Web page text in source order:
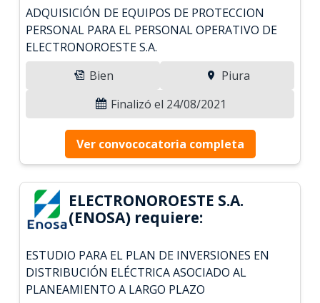
ADQUISICIÓN DE EQUIPOS DE PROTECCION
PERSONAL PARA EL PERSONAL OPERATIVO DE
ELECTRONOROESTE S.A.
Bien
Piura
Finalizó el 24/08/2021
Ver convococatoria completa
ELECTRONOROESTE S.A.
(ENOSA) requiere:
ESTUDIO PARA EL PLAN DE INVERSIONES EN
DISTRIBUCIÓN ELÉCTRICA ASOCIADO AL
PLANEAMIENTO A LARGO PLAZO